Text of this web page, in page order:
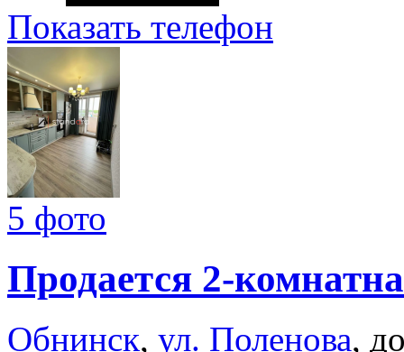
Показать телефон
5 фото
Продается 2-
Обнинск, ул. Поленова,